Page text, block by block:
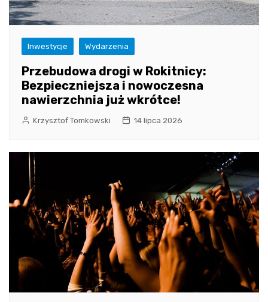
Inwestycje Wydarzenia
Przebudowa drogi w Rokitnicy:
Bezpieczniejsza i nowoczesna
nawierzchnia już wkrótce!
Krzysztof Tomkowski 14 lipca 2026